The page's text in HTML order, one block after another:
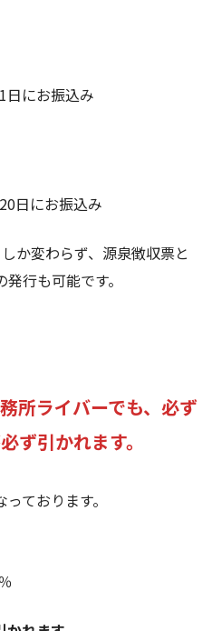
日にお振込み
日にお振込み
か変わらず、源泉徴収票と
行も可能です。
所ライバーでも、必ず
ず引かれます。
ております。